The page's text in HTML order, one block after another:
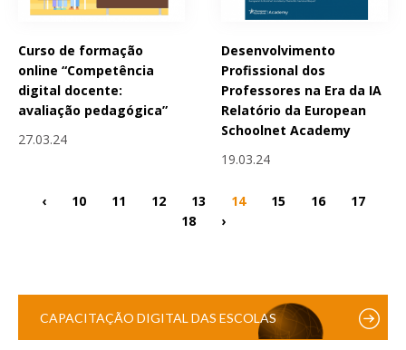
Curso de formação
online “Competência
digital docente:
avaliação pedagógica”
27.03.24
Desenvolvimento
Profissional dos
Professores na Era da IA
Relatório da European
Schoolnet Academy
19.03.24
‹ 10 11 12 13 14 15 16
17
18
›
CAPACITAÇÃO DIGITAL DAS ESCOLAS